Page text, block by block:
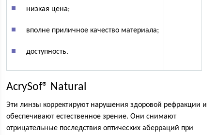
низкая цена;
вполне приличное качество материала;
доступность.
AcrySof® Natural
Эти линзы корректируют нарушения здоровой рефракции и
обеспечивают естественное зрение. Они снимают
отрицательные последствия оптических аберраций при